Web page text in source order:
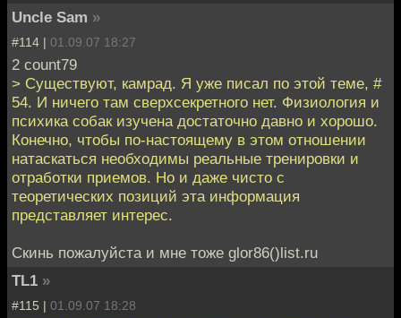
Uncle Sam »
#114 | 01.09.07 18:27
2 count79
> Существуют, камрад. Я уже писал по этой теме, #
54. И ничего там сверхсекретного нет. Физиология и
психика собак изучена достаточно давно и хорошо.
Конечно, чтобы по-настоящему в этом отношении
натаскаться необходимы реальные тренировки и
отработки приемов. Но и даже чисто с
теоретических позиций эта информация
представляет интерес.
Скинь пожалуйста и мне тоже glor86()list.ru
TL1 »
#115 | 01.09.07 18:28